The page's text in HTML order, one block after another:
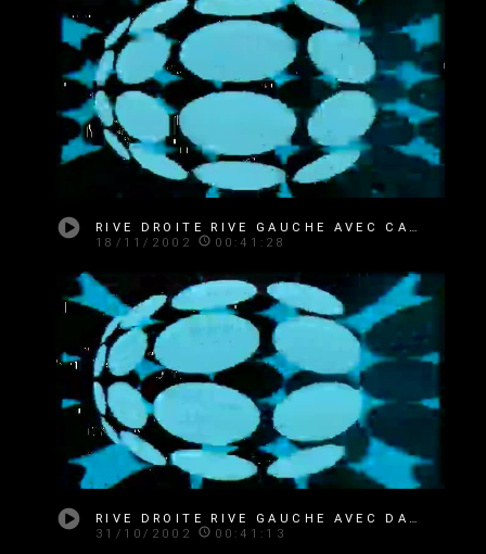
18/11/2002
00:41:28
RIVE DROITE RIVE GAUCHE AVEC DAISY DE GALARD
31/10/2002
00:41:13